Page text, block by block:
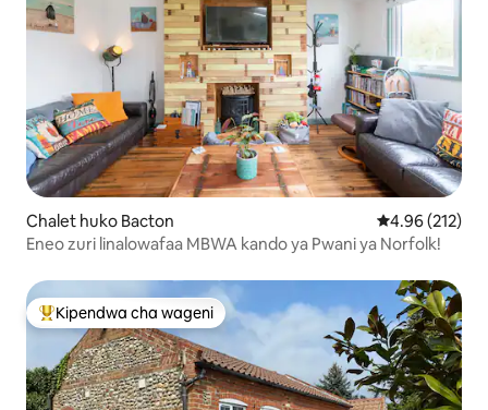
Chalet huko Bacton Ukadiriaji wa
4.96 (212)
Eneo zuri linalowafaa MBWA kando ya Pwani ya Norfolk!
Kipendwa maarufu cha wageni
Kipendwa cha wageni